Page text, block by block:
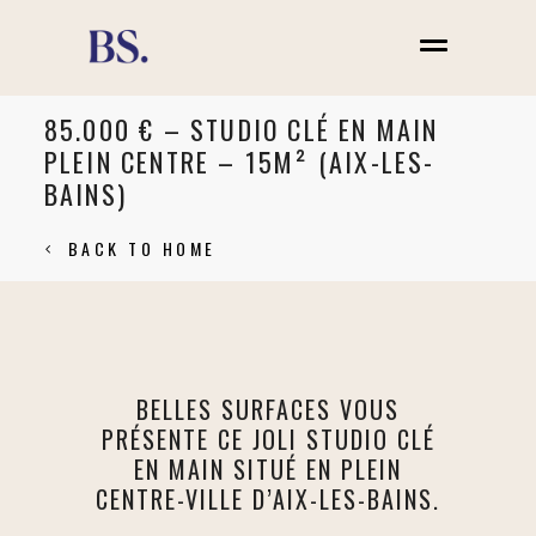
85.000 € – STUDIO CLÉ EN MAIN
PLEIN CENTRE – 15M² (AIX-LES-
BAINS)
BACK TO HOME
BELLES SURFACES VOUS
PRÉSENTE CE JOLI STUDIO CLÉ
EN MAIN SITUÉ EN PLEIN
CENTRE-VILLE D’AIX-LES-BAINS.
Novembre 2024